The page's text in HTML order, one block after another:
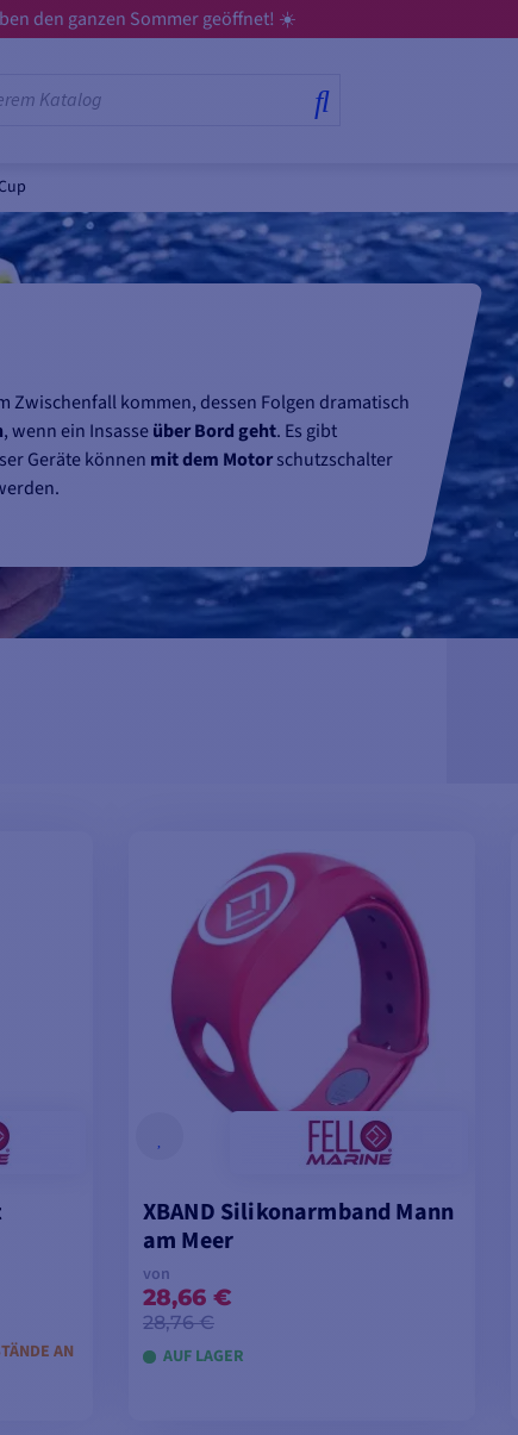
den ganzen Sommer geöffnet! ☀️
Zwischenfall kommen, dessen Folgen dramatisch
, wenn ein Insasseüber Bord geht. Es gibt
Geräte können mit dem Motorschutzschalter
AN
XBAND Silikonarmband Mann
am Meer
von
28,66 €
28,76 €
AUF LAGER